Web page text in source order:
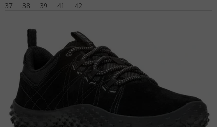
37
38 39 41 42